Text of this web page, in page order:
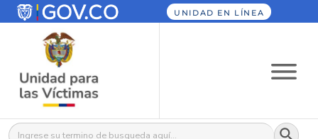
UNIDAD EN LÍNEA
Buscar: Botón